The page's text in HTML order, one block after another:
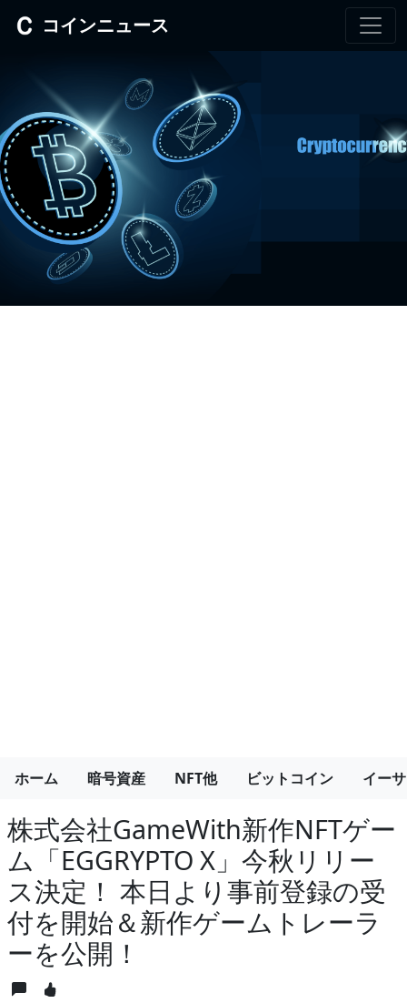
コインニュース
ホーム 暗号資産 NFT他 ビットコイン イー
株式会社GameWith新作NFTゲー
ム「EGGRYPTO X」今秋リリー
ス決定！ 本日より事前登録の受
付を開始＆新作ゲームトレーラ
ーを公開！